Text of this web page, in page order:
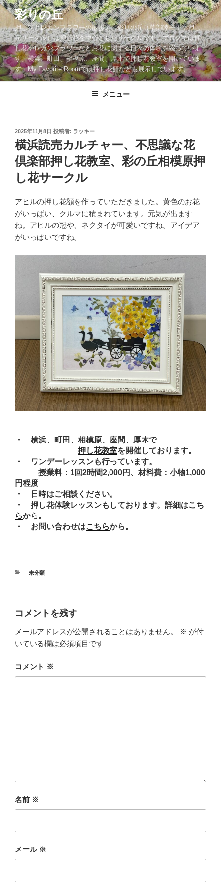
コ
ン
テ
ン
ツ
へ
ス
彩りの丘
押し花とレカンフラワーの散歩道。彩りの丘（草部睦子主宰押し
花サークル）は押し花を中心としたサークルです。ブログでは押
し花やレカンフラワーなどお花に関する日々の体験を綴っていま
す。横浜、町田、相模原、座間、厚木で押し花教室を開いていま
す。My Favorite Roomでは押し花額なども展示しています。
メニュー
投
稿
日:
2025年11月8日 投稿者: ラッキー
横浜読売カルチャー、不思議な花
倶楽部押し花教室、彩の丘相模原押
し花サークル
アヒルの押し花額を作っていただきました。黄色のお花
がいっぱい、クルマに積まれています。元気が出ます
ね。アヒルの冠や、ネクタイが可愛いですね。アイデア
がいっぱいですね。
・ 横浜、町田、相模原、座間、厚木で
押し花教室を開催しております。
・ ワンデーレッスンも行っています。
授業料：1回2時間2,000円、材料費：小物1,000
円程度
・ 日時はご相談ください。
・ 押し花体験レッスンもしております。詳細はこち
らから。
・ お問い合わせはこちらから。
カ
未分類
コメントを残す
メールアドレスが公開されることはありません。 ※ が付
いている欄は必須項目です
コメント ※
名前 ※
メール ※